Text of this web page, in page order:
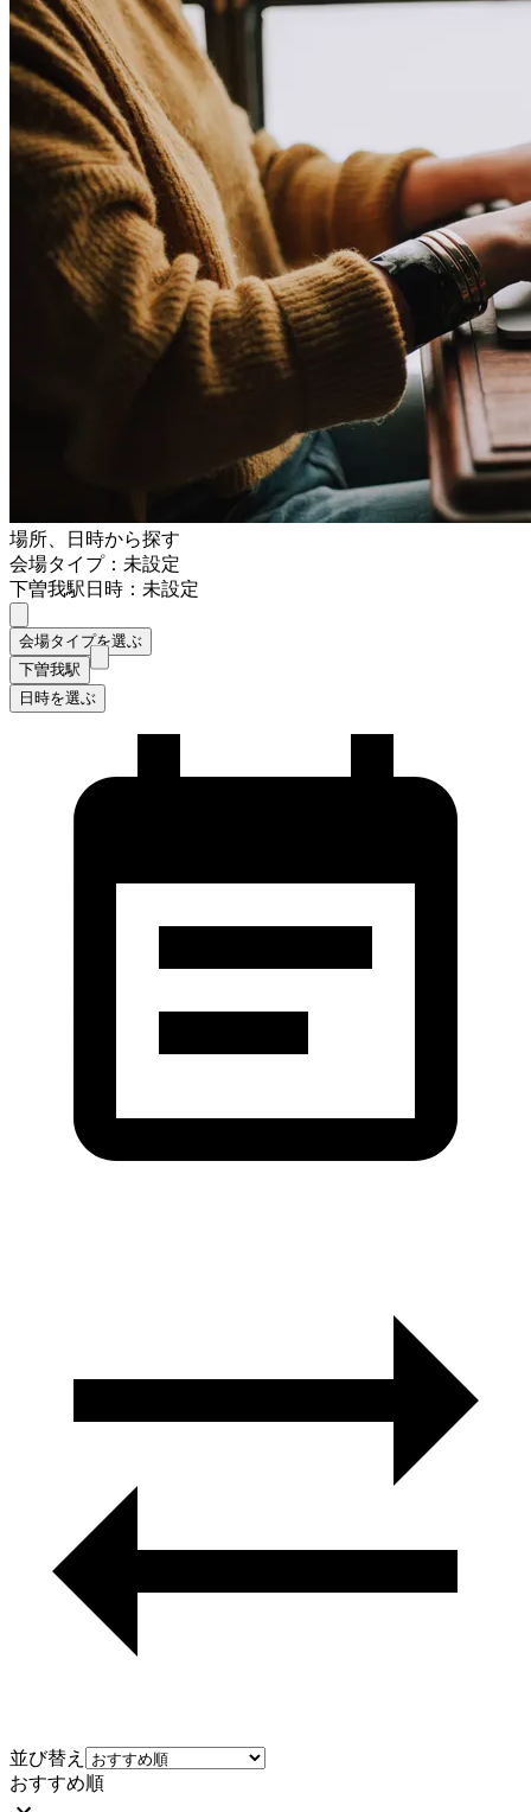
場所、日時から探す
会場タイプ：未設定
下曽我駅日時：未設定
会場タイプを選ぶ
下曽我駅
日時を選ぶ
並び替え
おすすめ順